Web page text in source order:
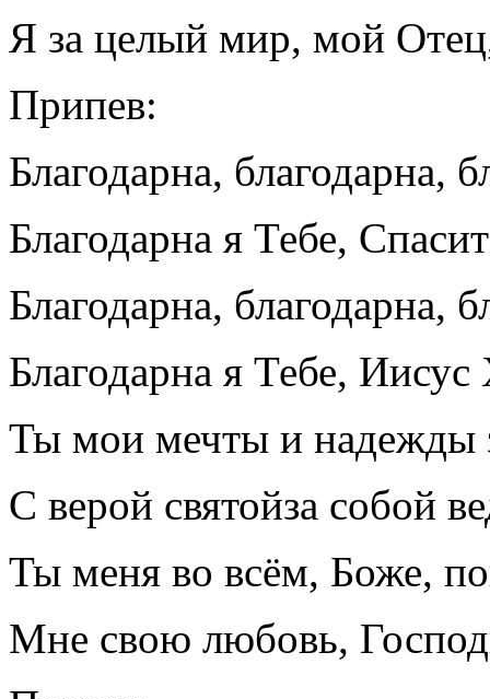
Я за целый мир, мой
Припев:
Благодарна, благодарна,
Благодарна я Тебе,
Благодарна, благодарна,
Благодарна я Тебе, Иисус
Ты мои мечты и надежды
С верой святойза собой
Ты меня во всём, Боже,
Мне свою любовь,